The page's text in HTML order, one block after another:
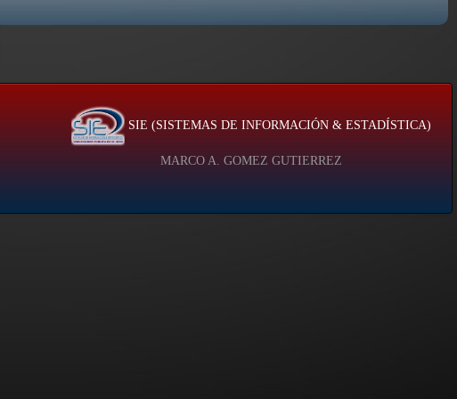
SIE (SISTEMAS DE INFORMACIÓN & ESTADÍSTICA)
MARCO A. GOMEZ GUTIERREZ